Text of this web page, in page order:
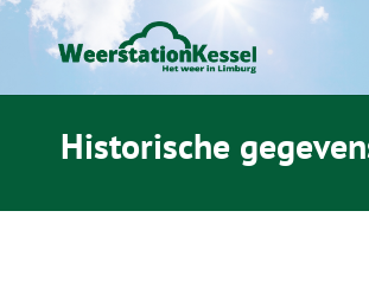
Historische